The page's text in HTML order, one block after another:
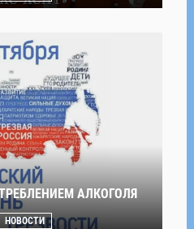
АЛКОГОЛЯ
НОВОСТИ